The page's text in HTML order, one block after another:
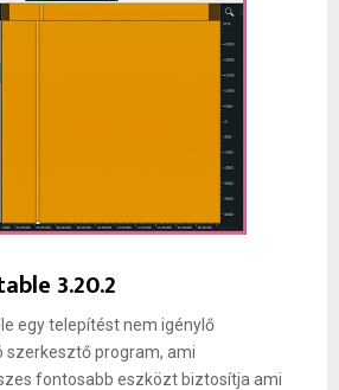
3.20.2
egy telepítést nem igénylő
szerkesztő program, ami
fontosabb eszközt biztosítja ami